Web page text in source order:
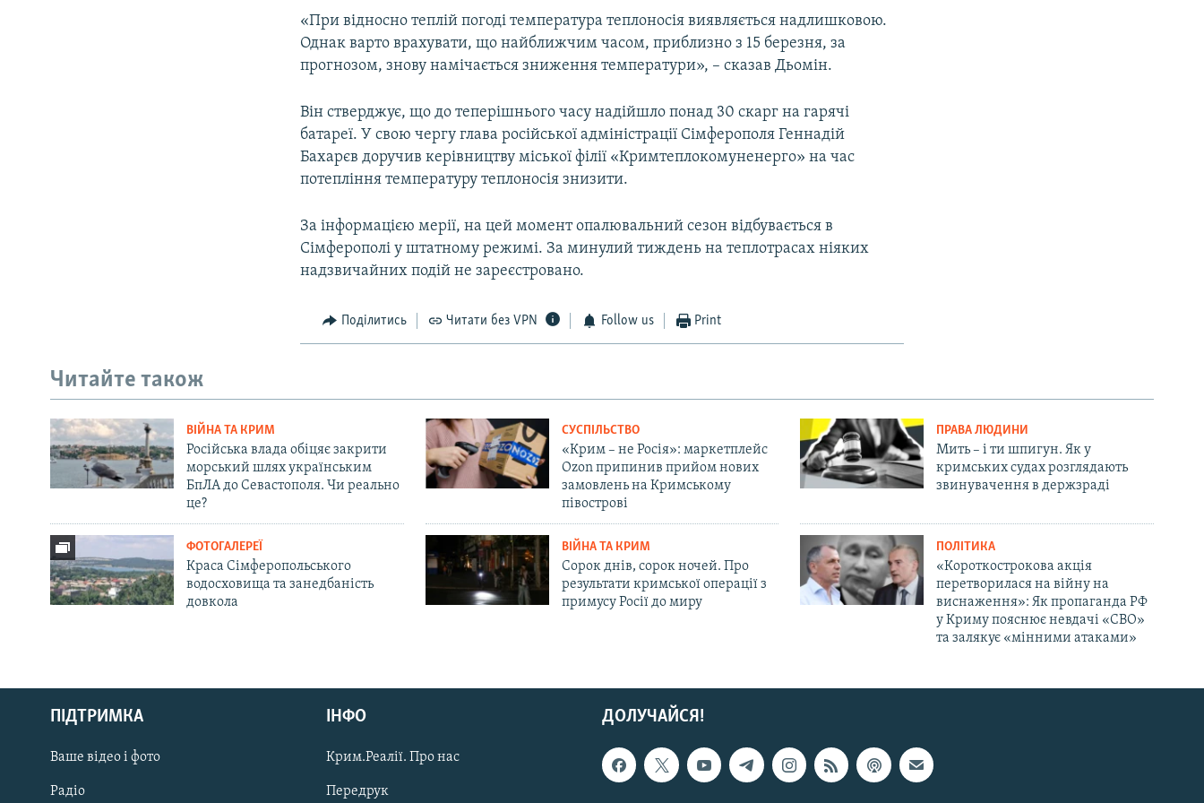
Русский
Qırımtatar
ДОЛУЧАЙСЯ!
«При відносно теплій погоді температура теплоносія виявляється надлишковою.
Однак варто врахувати, що найближчим часом, приблизно з 15 березня, за
прогнозом, знову намічається зниження температури», – сказав Дьомін.
Він стверджує, що до теперішнього часу надійшло понад 30 скарг на гарячі
батареї. У свою чергу глава російської адміністрації Сімферополя Геннадій
Бахарєв доручив керівництву міської філії «Кримтеплокомуненерго» на час
потепління температуру теплоносія знизити.
За інформацією мерії, на цей момент опалювальний сезон відбувається в
Сімферополі у штатному режимі. За минулий тиждень на теплотрасах ніяких
надзвичайних подій не зареєстровано.
Поділитись Читати без VPN Follow us Print
Читайте також
ВІЙНА ТА КРИМ
Російська влада обіцяє закрити
морський шлях українським
БпЛА до Севастополя. Чи реально
це?
СУСПІЛЬСТВО
«Крим – не Росія»: маркетплейс
Ozon припинив прийом нових
замовлень на Кримському
півострові
ПРАВА ЛЮДИНИ
Мить – і ти шпигун. Як у
кримських судах розглядають
звинувачення в держзраді
ФОТОГАЛЕРЕЇ
Краса Сімферопольського
водосховища та занедбаність
довкола
ВІЙНА ТА КРИМ
Сорок днів, сорок ночей. Про
результати кримської операції з
примусу Росії до миру
ПОЛІТИКА
«Короткострокова акція
перетворилася на війну на
виснаження»: Як пропаганда РФ
у Криму пояснює невдачі «СВО»
та залякує «мінними атаками»
ДОЛУЧАЙСЯ!
ПІДТРИМКА
Ваше відео і фото
Радіо
ІНФО
Крим.Реалії. Про нас
Передрук